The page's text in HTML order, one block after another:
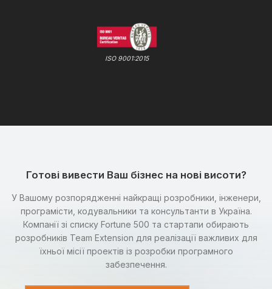
ISO 9001:2015
Готові вивести Ваш бізнес на нові висоти?
У Вашому розпорядженні найкращі розробники, інженери,
програмісти, кодувальники та консультанти в Україна.
Компанії зі списку Fortune 500 та стартапи обирають
розробників Team Extension для реалізації важливих для
їхньої місії проектів із розробки програмного
забезпечення.